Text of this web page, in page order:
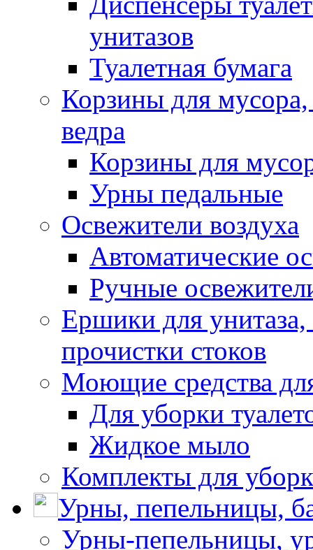
унитазов
Туалетная бумага
Корзины для
ведра
Корзины для
Урны педальные
Освежители воздуха
Автоматические
Ручные
Ершики для
прочистки стоков
Моющие средства
Для уборки
Жидкое мыло
Комплекты для
Урны, пепельницы,
Урны-пепельницы,